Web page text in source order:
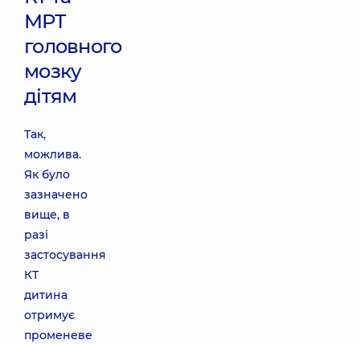
МРТ
головного
мозку
дітям
Так,
можлива.
Як було
зазначено
вище, в
разі
застосування
КТ
дитина
отримує
променеве